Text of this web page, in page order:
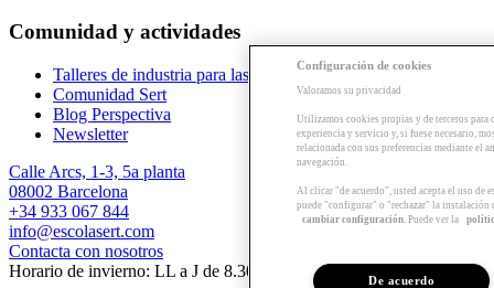
Comunidad y actividades
Talleres de industria para las empresas
Comunidad Sert
Blog Perspectiva
Newsletter
Calle Arcs, 1-3, 5a planta
08002 Barcelona
+34 933 067 844
info@escolasert.com
Contacta con nosotros
Horario de invierno: LL a J de 8.30 a 16.30 h / V de 8.30 a 14 h.
Configuración de cookies
Valoramos su privacidad
Utilizamos cookies propias y de terceros para
experiencia y servicio y, si fuese necesario,
relacionada con sus preferencias mediante el
navegación.
Al clicar "de acuerdo", usted acepta el uso de
puede "configurar" o "rechazar" la instalación
cambiar configuración. Puede ver la
De acuerdo